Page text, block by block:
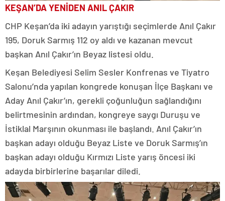
KEŞAN’DA YENİDEN ANIL ÇAKIR
CHP Keşan’da iki adayın yarıştığı seçimlerde Anıl Çakır
195, Doruk Sarmış 112 oy aldı ve kazanan mevcut
başkan Anıl Çakır’ın Beyaz listesi oldu.
Keşan Belediyesi Selim Sesler Konfrenas ve Tiyatro
Salonu’nda yapılan kongrede konuşan İlçe Başkanı ve
Aday Anıl Çakır’ın, gerekli çoğunluğun sağlandığını
belirtmesinin ardından, kongreye saygı Duruşu ve
İstiklal Marşının okunması ile başlandı. Anıl Çakır’ın
başkan adayı olduğu Beyaz Liste ve Doruk Sarmış’ın
başkan adayı olduğu Kırmızı Liste yarış öncesi iki
adayda birbirlerine başarılar diledi.